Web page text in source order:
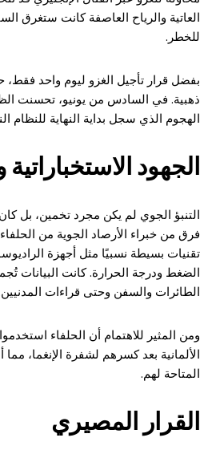
العاتية والرياح العاصفة كانت ستغرق
للخطر.
بفضل قرار تأجيل الغزو ليوم واحد
ذهبية. في السادس من يونيو، تحسنت
الهجوم الذي سجل بداية النهاية للنظام
الجهود الاستخباراتية
التنبؤ الجوي لم يكن مجرد تخمين، بل
فرق من خبراء الأرصاد الجوية من
تقنيات بسيطة نسبيًا مثل أجهزة
الضغط ودرجة الحرارة. كانت البيانات
الطائرات والسفن وحتى قراءات
ومن المثير للاهتمام أن الحلفاء
الألمانية بعد كسرهم لشفرة الإنغما،
المتاحة لهم.
القرار المصيري